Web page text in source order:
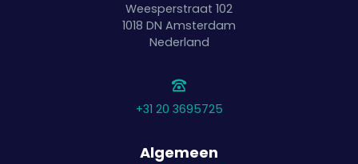
Weesperstraat 102
1018 DN Amsterdam
Nederland
+31 20 3695725
Algemeen